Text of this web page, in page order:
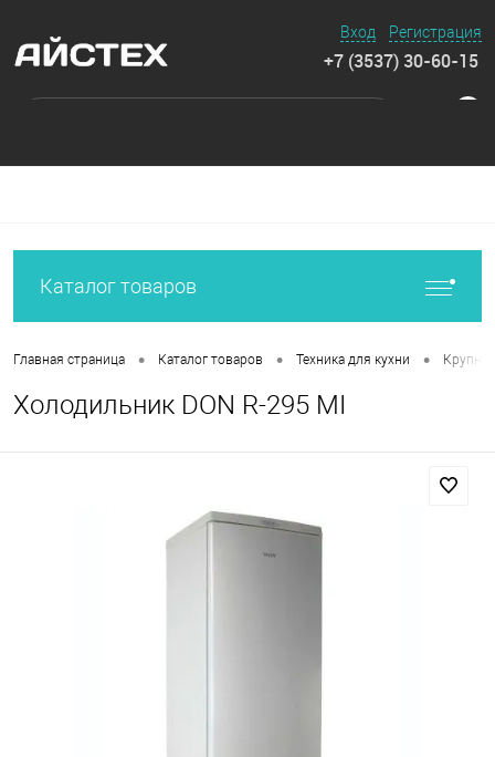
Вход Регистрация
+7 (3537) 30-60-15
Каталог товаров
Главная страница • Каталог товаров • Техника для кухни •
Холодильник DON R-295 MI